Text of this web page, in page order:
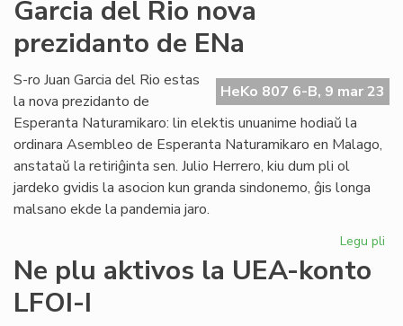
Garcia del Rio nova
prezidanto de ENa
HeKo 807 6-B, 9 mar 23
S-ro Juan Garcia del Rio estas
la nova prezidanto de
Esperanta Naturamikaro: lin elektis unuanime hodiaŭ la
ordinara Asembleo de Esperanta Naturamikaro en Malago,
anstataŭ la retiriĝinta sen. Julio Herrero, kiu dum pli ol
jardeko gvidis la asocion kun granda sindonemo, ĝis longa
malsano ekde la pandemia jaro.
Legu pli
Ne plu aktivos la UEA-konto
LFOI-I